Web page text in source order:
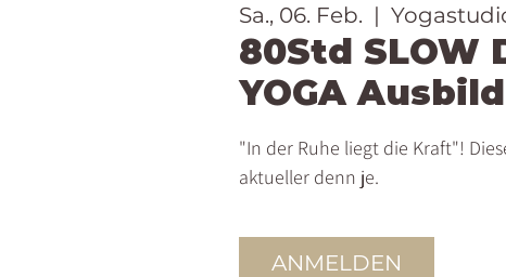
Sa., 06. Feb.
  |
80Std SLOW
YOGA
"In der Ruhe liegt die Kraft"!
aktueller denn je.
ANMELDEN